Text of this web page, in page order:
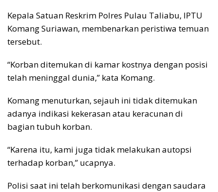
Kepala Satuan Reskrim Polres Pulau Taliabu, IPTU
Komang Suriawan, membenarkan peristiwa temuan
tersebut.
“Korban ditemukan di kamar kostnya dengan posisi
telah meninggal dunia,” kata Komang.
Komang menuturkan, sejauh ini tidak ditemukan
adanya indikasi kekerasan atau keracunan di
bagian tubuh korban.
“Karena itu, kami juga tidak melakukan autopsi
terhadap korban,” ucapnya.
Polisi saat ini telah berkomunikasi dengan saudara